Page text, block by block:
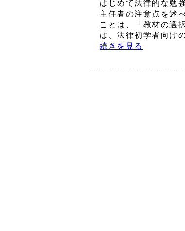
はじめて法律的な勉
主任者の注意点を述
ことは、「教材の選
は、法律初学者向け
続きを見る